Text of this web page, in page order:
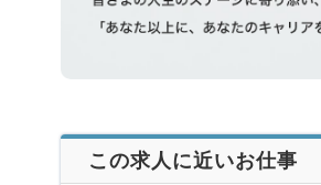
この求人に近いお仕事